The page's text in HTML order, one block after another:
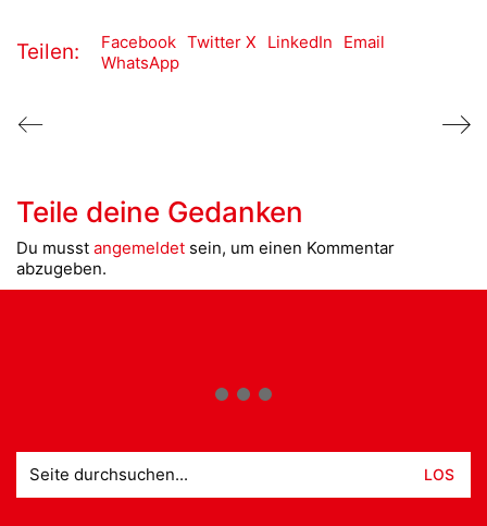
Teilen: Facebook Twitter X LinkedIn
Email
WhatsApp
Teile deine Gedanken
Du musst angemeldet sein, um einen Kommentar
abzugeben.
nach: